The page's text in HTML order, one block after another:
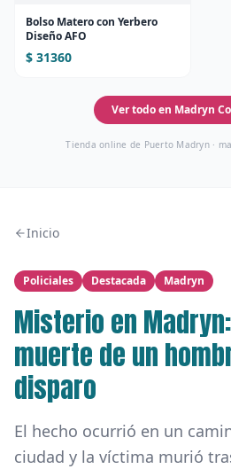
Bolso Matero con Yerbero
Diseño AFO
$ 31360
Ver todo en Madryn
Tienda online de Puerto Madryn ·
Inicio
Policiales Destacada Madryn
Misterio en
muerte de un
disparo
El hecho ocurrió en un
ciudad y la víctima murió